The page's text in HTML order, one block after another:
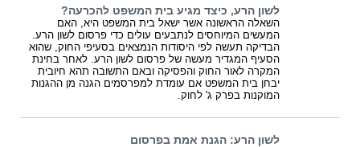
לשון הרע, כיצד מגיע בית המשפט להכרעה?
השאלה הראשונה אשר ישאל בית המשפט היא, האם
המעשים המיוחסים לנתבעים עולים כדי פרסום לשון הרע.
הבדיקה תעשה לפי היסודות הנמצאים בסעיפי החוק, שהוא
הסעיף המגדיר מעשה של פרסום לשון הרע. לאחר בחינת
המקרה לאור החוק והפסיקה ובאם התשובה תהא חיובית
יבחן בית המשפט אם עומדת למפרסמים הגנה מן ההגנות
המוקנות בפרק ג' לחוק.
לשון הרע: הגנת אמת בפרסום